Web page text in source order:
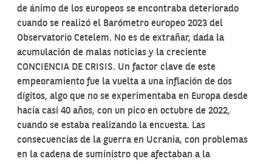
de ánimo de los europeos se encontraba deteriorado
cuando se realizó el Barómetro europeo 2023 del
Observatorio Cetelem. No es de extrañar, dada la
acumulación de malas noticias y la creciente
CONCIENCIA DE CRISIS. Un factor clave de este
empeoramiento fue la vuelta a una inflación de dos
dígitos, algo que no se experimentaba en Europa desde
hacía casi 40 años, con un pico en octubre de 2022,
cuando se estaba realizando la encuesta. Las
consecuencias de la guerra en Ucrania, con problemas
en la cadena de suministro que afectaban a la